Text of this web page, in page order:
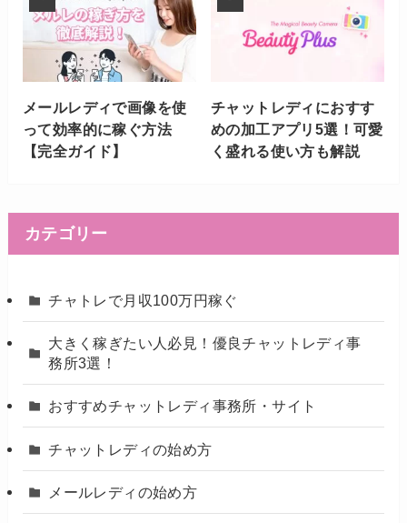
メールレディで画像を使
って効率的に稼ぐ方法
【完全ガイド】
チャットレディにおすす
めの加工アプリ5選！可愛
く盛れる使い方も解説
カテゴリー
チャトレで月収100万円稼ぐ
大きく稼ぎたい人必見！優良チャットレディ事
務所3選！
おすすめチャットレディ事務所・サイト
チャットレディの始め方
メールレディの始め方